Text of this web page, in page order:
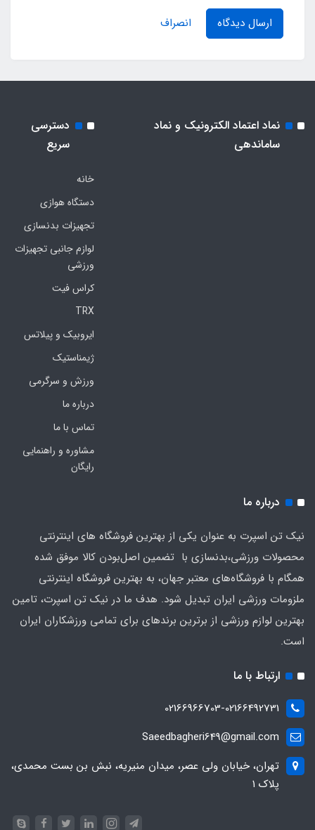
ارسال دیدگاه انصراف
نماد اعتماد الکترونیک و نماد
ساماندهی
دسترسی
سریع
خانه
دستگاه هوازی
تجهیزات بدنسازی
لوازم جانبی تجهیزات
ورزشی
کراس فیت
TRX
ایروبیک و پیلاتس
ژیمناستیک
ورزش و سرگرمی
درباره ما
تماس با ما
مشاوره و راهنمایی
رایگان
درباره ما
نیک تن اسپرت به عنوان یکی از بهترین فروشگاه های اینترنتی
محصولات ورزشی،بدنسازی با تضمین اصل‌بودن کالا موفق شده
همگام با فروشگاه‌های معتبر جهان، به بهترین فروشگاه اینترنتی
ملزومات ورزشی ایران تبدیل شود. هدف ما در نیک تن اسپرت، تامین
بهترین لوازم ورزشی از برترین برندهای برای تمامی ورزشکاران ایران
است.
ارتباط با ما
02166966703-02166492731
Saeedbagheri649@gmail.com
تهران، خیابان ولی عصر، میدان منیریه، نبش بن بست محمدی،
پلاک ۱